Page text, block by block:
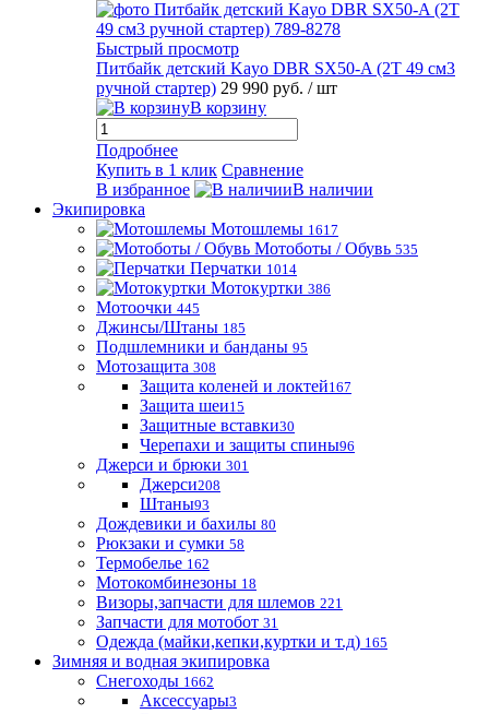
Быстрый просмотр
Питбайк детский Kayo DBR SX50-A (2T 49 см3
ручной стартер) 29 990 руб. / шт
В корзину
Подробнее
Купить в 1 клик Сравнение
В избранное
В наличии
Экипировка
Мотошлемы 1617
Мотоботы / Обувь 535
Перчатки 1014
Мотокуртки 386
Мотоочки 445
Джинсы/Штаны 185
Подшлемники и банданы 95
Мотозащита 308
Защита коленей и локтей167
Защита шеи15
Защитные вставки30
Черепахи и защиты спины96
Джерси и брюки 301
Джерси208
Штаны93
Дождевики и бахилы 80
Рюкзаки и сумки 58
Термобелье 162
Мотокомбинезоны 18
Визоры,запчасти для шлемов 221
Запчасти для мотобот 31
Одежда (майки,кепки,куртки и т.д) 165
Зимняя и водная экипировка
Снегоходы 1662
Аксессуары3